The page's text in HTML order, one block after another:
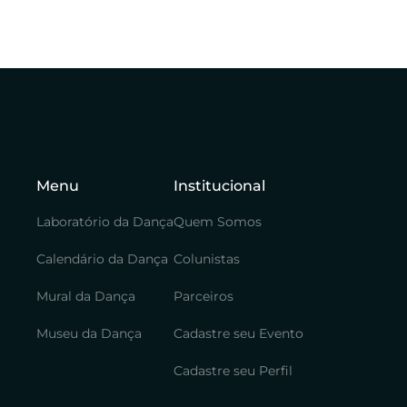
Menu
Laboratório da Dança
Calendário da Dança
Mural da Dança
Museu da Dança
Institucional
Quem Somos
Colunistas
Parceiros
Cadastre seu Evento
Cadastre seu Perfil